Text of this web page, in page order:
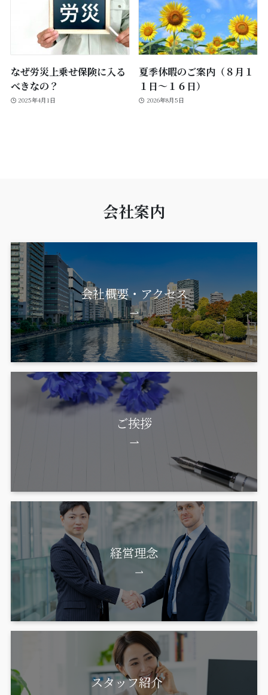
なぜ労災上乗せ保険に入る
べきなの？
2025年4月1日
夏季休暇のご案内（８月１
１日～１６日）
2026年8月5日
会社案内
会社概要・アクセス
ご挨拶
経営理念
スタッフ紹介